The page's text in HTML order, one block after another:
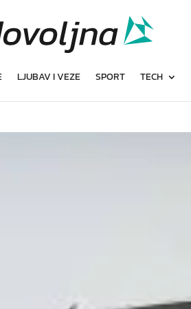
LJUBAV I VEZE SPORT TECH